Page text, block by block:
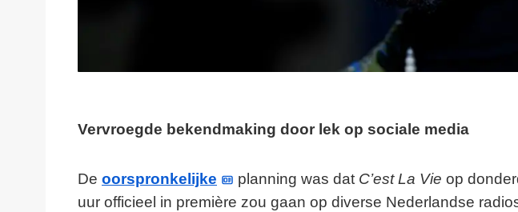
Vervroegde bekendmaking door lek op sociale media
De oorspronkelijke planning was dat C’est La Vie op
uur officieel in première zou gaan op diverse Nederlandse